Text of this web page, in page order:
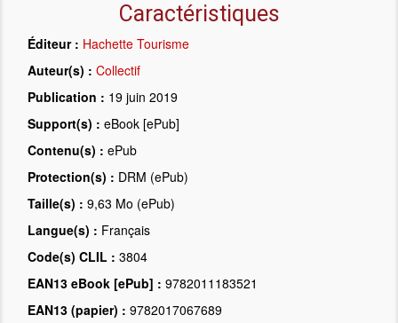
Caractéristiques
Éditeur : Hachette Tourisme
Auteur(s) : Collectif
Publication : 19 juin 2019
Support(s) : eBook [ePub]
Contenu(s) : ePub
Protection(s) : DRM (ePub)
Taille(s) : 9,63 Mo (ePub)
Langue(s) : Français
Code(s) CLIL : 3804
EAN13 eBook [ePub] : 9782011183521
EAN13 (papier) : 9782017067689